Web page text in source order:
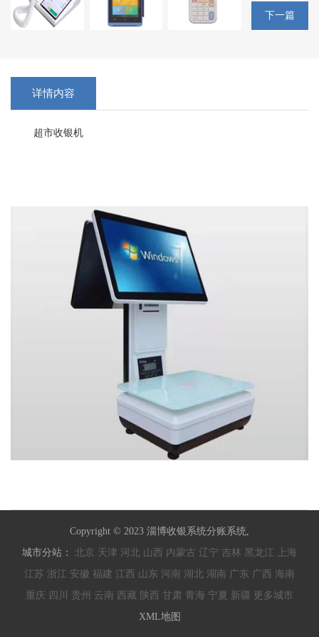
下一篇
详情内容
超市收银机
Copyright © 2023 淄博收银系统分账系统,
城市分站： 北京 天津 河北 山西 内蒙古 辽宁 吉林 黑龙江
上海
江苏 浙江 安徽 福建 江西 山东 河南 湖北 湖南 广东 广西 海南
重庆 四川 贵州 云南 西藏 陕西 甘肃 青海 宁夏 新疆 更多城市
XML地图